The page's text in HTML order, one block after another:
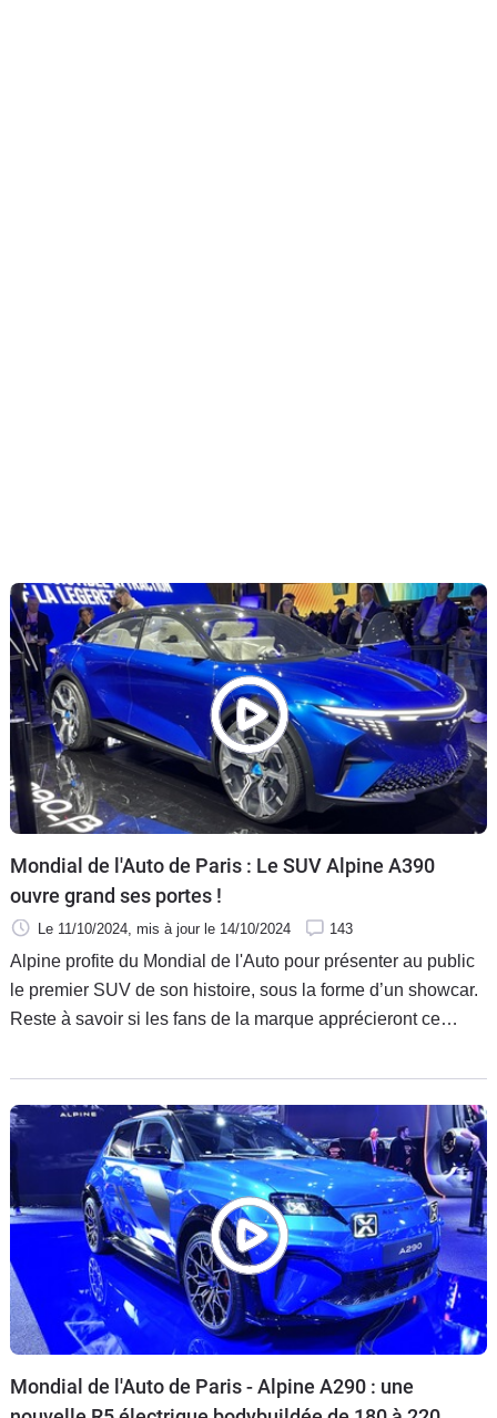
Mondial de l'Auto de Paris : Le SUV Alpine A390
ouvre grand ses portes !
Le 11/10/2024 , mis à jour le 14/10/2024 143
Alpine profite du Mondial de l'Auto pour présenter au public
le premier SUV de son histoire, sous la forme d’un showcar.
Reste à savoir si les fans de la marque apprécieront ce
réponse avec notre vidéo réalisée la semaine dernière en
studio...
Mondial de l'Auto de Paris - Alpine A290 : une